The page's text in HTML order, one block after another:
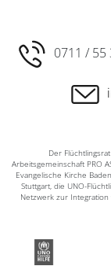
0711 / 55
Der
Arbeitsgemeinschaft PRO
Evangelische Kirche
Stuttgart, die UNO-
Netzwerk zur